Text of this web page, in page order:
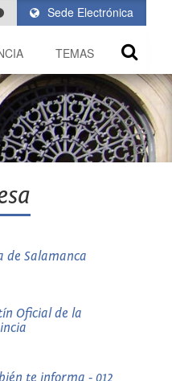
Sede Electrónica
TEMAS
de Salamanca
Oficial de la
te informa - 012